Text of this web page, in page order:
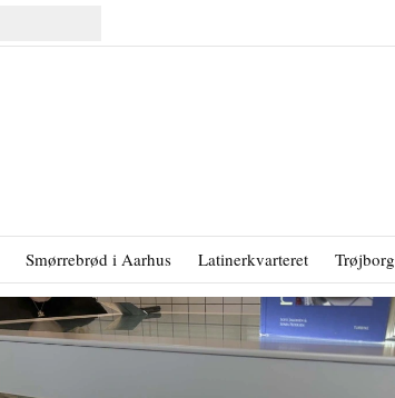
Smørrebrød i Aarhus Latinerkvarteret Trøjborg